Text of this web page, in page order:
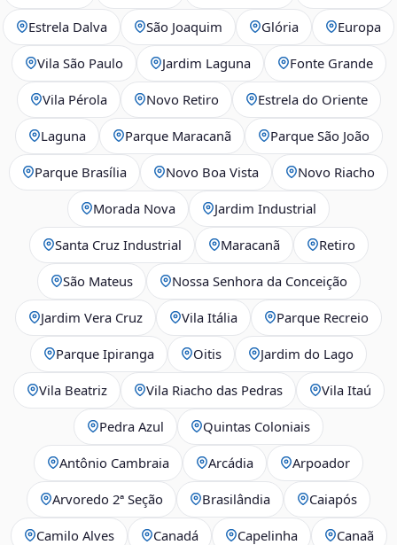
Estrela Dalva São Joaquim Glória Europa
Vila São Paulo Jardim Laguna Fonte Grande
Vila Pérola Novo Retiro Estrela do Oriente
Laguna Parque Maracanã Parque São João
Parque Brasília Novo Boa Vista Novo Riacho
Morada Nova Jardim Industrial
Santa Cruz Industrial Maracanã Retiro
São Mateus Nossa Senhora da Conceição
Jardim Vera Cruz Vila Itália Parque Recreio
Parque Ipiranga Oitis Jardim do Lago
Vila Beatriz Vila Riacho das Pedras Vila Itaú
Pedra Azul Quintas Coloniais
Antônio Cambraia Arcádia Arpoador
Arvoredo 2ª Seção Brasilândia Caiapós
Camilo Alves Canadá Capelinha Canaã